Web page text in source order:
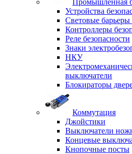
Промышленная
Устройства
Световые барьеры
Контроллеры
Реле безопасности
Знаки
НКУ
выключатели
Блокираторы
Коммутация
Джойстики
Выключатели
Концевые
Кнопочные посты